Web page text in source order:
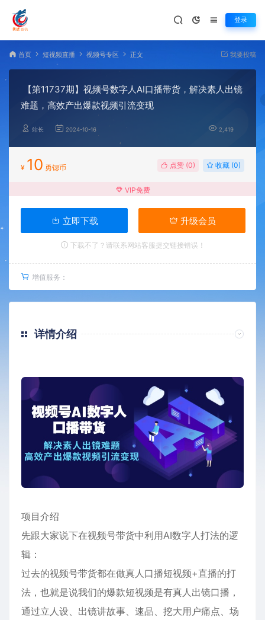
登录
首页 短视频直播 视频号专区 正文 我要投稿
【第11737期】视频号数字人AI口播带货，解决素人出镜
难题，高效产出爆款视频引流变现
站长 2024-10-16 2,419
¥ 10 勇锶币 点赞 (0) 收藏 (0)
VIP免费
立即下载 升级会员
下载不了？请联系网站客服提交链接错误！
增值服务：
详情介绍
项目介绍
先跟大家说下在视频号带货中利用AI数字人打法的逻
辑：
过去的视频号带货都在做真人口播短视频+直播的打
法，也就是说我们的爆款短视频是有真人出镜口播，
通过立人设、出镜讲故事、速品、挖大用户痛点、场